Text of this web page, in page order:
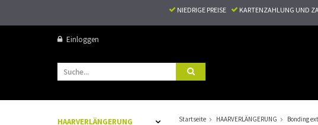
NIEDRIGE PREISE KARTENZAHLUNG UND
Einloggen
HAARVERLÄNGERUNG
Startseite HAARVERLÄNGERUNG Bonding